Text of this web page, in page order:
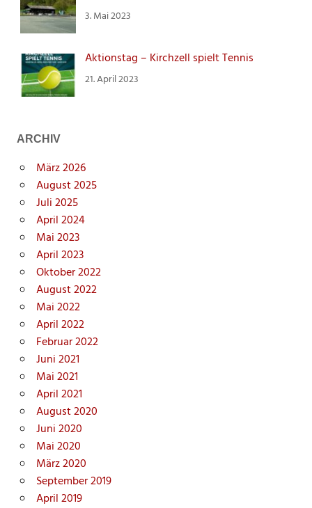
3. Mai 2023
Aktionstag – Kirchzell spielt Tennis
21. April 2023
ARCHIV
März 2026
August 2025
Juli 2025
April 2024
Mai 2023
April 2023
Oktober 2022
August 2022
Mai 2022
April 2022
Februar 2022
Juni 2021
Mai 2021
April 2021
August 2020
Juni 2020
Mai 2020
März 2020
September 2019
April 2019